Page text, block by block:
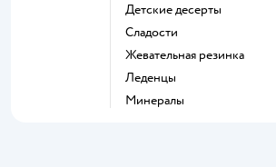
детские десерты
сладости
жевательная резинка
леденцы
Минералы